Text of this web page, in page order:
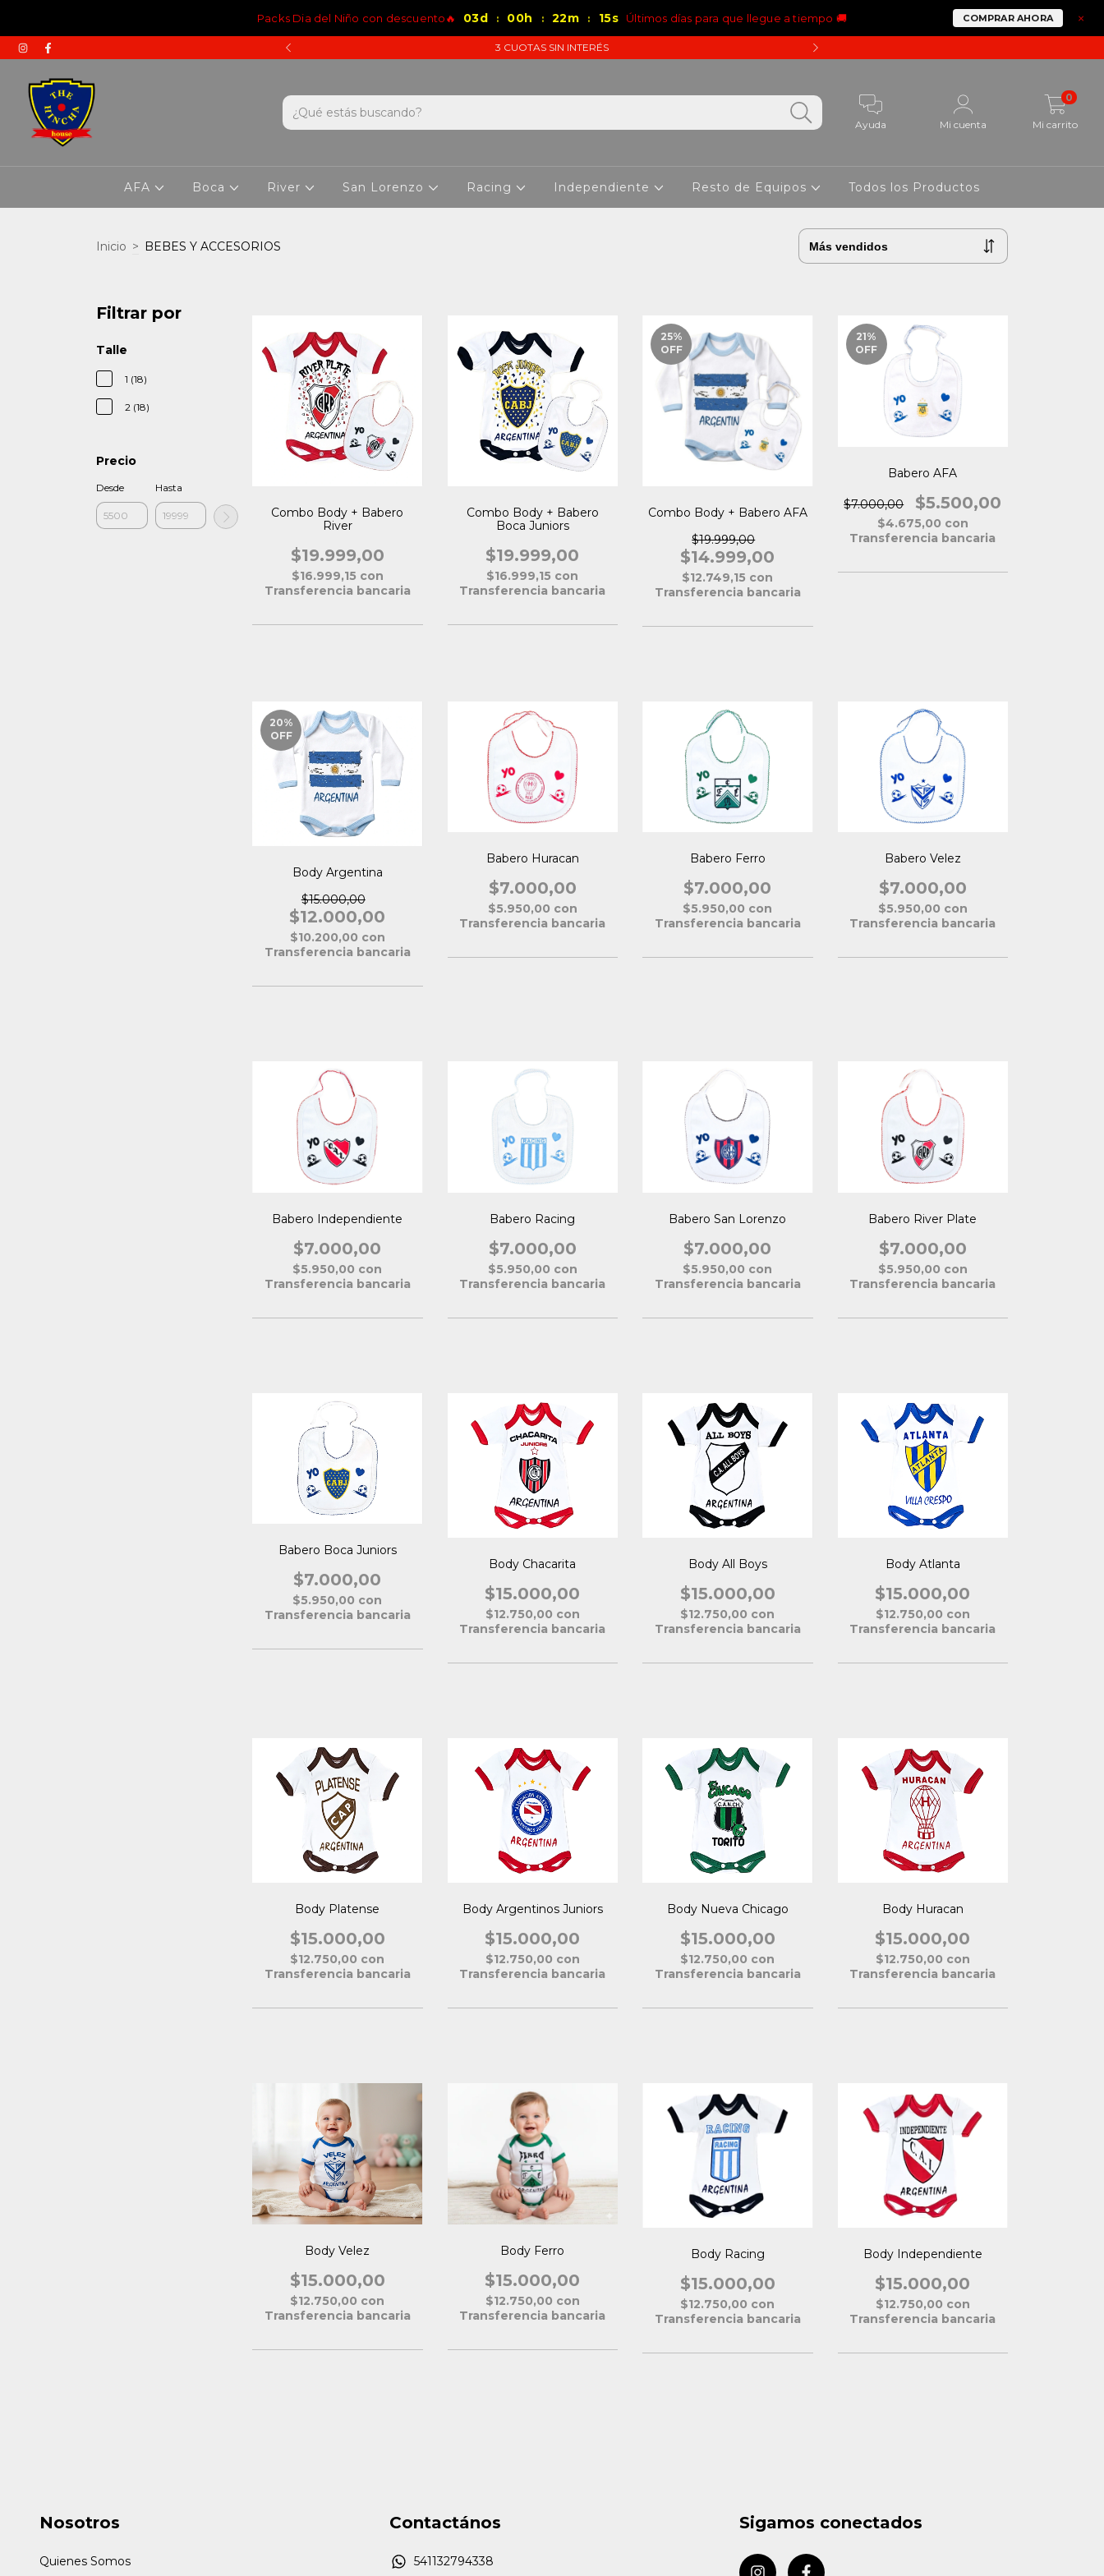
×
Packs Dia del Niño con descuento🔥 03d : 00h : 22m : 14s Últimos días para que llegue a tiempo 🚚 COMPRAR AHORA
A TODO EL PAÍS 3 CUOTAS SIN INTERÉS
Ayuda Mi cuenta Mi carrito
0
AFA Boca River San Lorenzo Racing Independiente Resto de Equipos Todos los Productos
Inicio > BEBES Y ACCESORIOS
Filtrar por
Talle
1 (18)
2 (18)
Precio
Desde Hasta
Combo Body + Babero
River
$19.999,00
$16.999,15 con
Transferencia bancaria
Combo Body + Babero
Boca Juniors
$19.999,00
$16.999,15 con
Transferencia bancaria
25%
OFF
Combo Body + Babero AFA
$19.999,00
$14.999,00
$12.749,15 con
Transferencia bancaria
21%
OFF
Babero AFA
$7.000,00 $5.500,00
$4.675,00 con
Transferencia bancaria
20%
OFF
Body Argentina
$15.000,00
$12.000,00
$10.200,00 con
Transferencia bancaria
Babero Huracan
$7.000,00
$5.950,00 con
Transferencia bancaria
Babero Ferro
$7.000,00
$5.950,00 con
Transferencia bancaria
Babero Velez
$7.000,00
$5.950,00 con
Transferencia bancaria
Babero Independiente
$7.000,00
$5.950,00 con
Transferencia bancaria
Babero Racing
$7.000,00
$5.950,00 con
Transferencia bancaria
Babero San Lorenzo
$7.000,00
$5.950,00 con
Transferencia bancaria
Babero River Plate
$7.000,00
$5.950,00 con
Transferencia bancaria
Babero Boca Juniors
$7.000,00
$5.950,00 con
Transferencia bancaria
Body Chacarita
$15.000,00
$12.750,00 con
Transferencia bancaria
Body All Boys
$15.000,00
$12.750,00 con
Transferencia bancaria
Body Atlanta
$15.000,00
$12.750,00 con
Transferencia bancaria
Body Platense
$15.000,00
$12.750,00 con
Transferencia bancaria
Body Argentinos Juniors
$15.000,00
$12.750,00 con
Transferencia bancaria
Body Nueva Chicago
$15.000,00
$12.750,00 con
Transferencia bancaria
Body Huracan
$15.000,00
$12.750,00 con
Transferencia bancaria
Body Velez
$15.000,00
$12.750,00 con
Transferencia bancaria
Body Ferro
$15.000,00
$12.750,00 con
Transferencia bancaria
Body Racing
$15.000,00
$12.750,00 con
Transferencia bancaria
Body Independiente
$15.000,00
$12.750,00 con
Transferencia bancaria
Nosotros
Quienes Somos
Contactános
541132794338
Sigamos conectados